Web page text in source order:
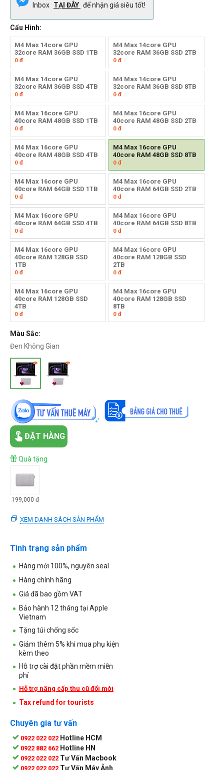
Inbox TẠI ĐÂY để nhận giá siêu tốt!
Cấu Hình:
M4 Max 14core GPU
32core RAM 36GB SSD 1TB
0 đ
M4 Max 14core GPU
32core RAM 36GB SSD 2TB
0đ
M4 Max 14core GPU
32core RAM 36GB SSD 4TB
0 đ
M4 Max 14core GPU
32core RAM 36GB SSD 8TB
0đ
M4 Max 16core GPU
40core RAM 48GB SSD 1TB
0 đ
M4 Max 16core GPU
40core RAM 48GB SSD 2TB
0đ
M4 Max 16core GPU
40core RAM 48GB SSD 4TB
0 đ
M4 Max 16core GPU
40core RAM 48GB SSD 8TB
0đ
M4 Max 16core GPU
40core RAM 64GB SSD 1TB
0 đ
M4 Max 16core GPU
40core RAM 64GB SSD 2TB
0đ
M4 Max 16core GPU
40core RAM 64GB SSD 4TB
0 đ
M4 Max 16core GPU
40core RAM 64GB SSD 8TB
0đ
M4 Max 16core GPU
40core RAM 128GB SSD
1TB
0 đ
M4 Max 16core GPU
40core RAM 128GB SSD
2TB
0đ
M4 Max 16core GPU
40core RAM 128GB SSD
4TB
0 đ
M4 Max 16core GPU
40core RAM 128GB SSD
8TB
0đ
Màu Sắc:
Đen Không Gian
ĐẶT HÀNG
Quà tặng
199,000 đ
XEM DANH SÁCH SẢN PHẨM
Tình trạng sản phẩm
Hàng mới 100%, nguyên seal
Hàng chính hãng
Giá đã bao gồm VAT
Bảo hành 12 tháng tại Apple
Vietnam
Tặng túi chống sốc
Giảm thêm 5% khi mua phụ kiện
kèm theo
Hỗ trợ cài đặt phần mềm miễn
phí
Hỗ trợ nâng cấp thu cũ đổi mới
Tax refund for tourists
Chuyên gia tư vấn
0922 022 022 Hotline HCM
0922 882 662 Hotline HN
0922 022 022 Tư Vấn Macbook
0922 022 022 Tư Vấn Máy Ảnh